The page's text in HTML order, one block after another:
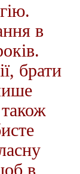
в
брати
в